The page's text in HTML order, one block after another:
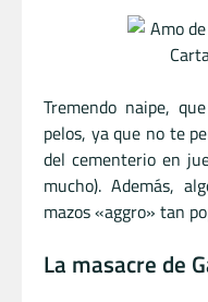
Tremendo naipe,
pelos, ya que no te
del cementerio en
mucho). Además,
mazos «aggro» tan
La masacre de